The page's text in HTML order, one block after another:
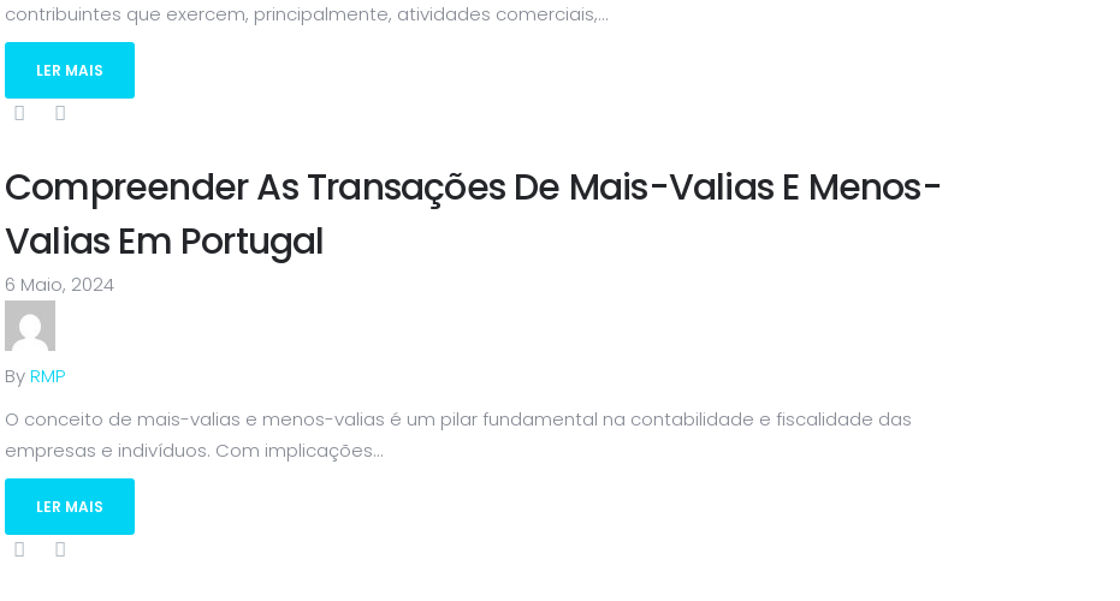
contribuintes que exercem, principalmente, atividades comerciais,...
LER MAIS
Compreender As Transações De Mais-Valias E Menos-
Valias Em Portugal
6 Maio, 2024
ByRMP
O conceito de mais-valias e menos-valias é um pilar fundamental na contabilidade e fiscalidade das
empresas e indivíduos. Com implicações...
LER MAIS